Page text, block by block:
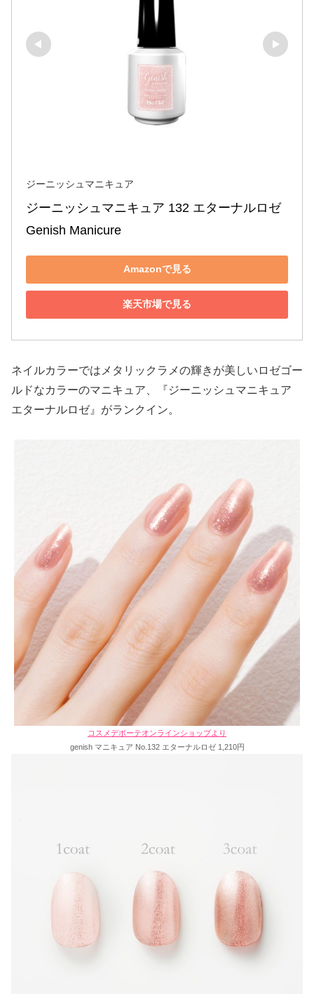
ジーニッシュマニキュア
ジーニッシュマニキュア 132 エターナルロゼ
Genish Manicure
Amazonで見る
楽天市場で見る
ネイルカラーではメタリックラメの輝きが美しいロゼゴー
ルドなカラーのマニキュア、『ジーニッシュマニキュア
エターナルロゼ』がランクイン。
コスメデボーテオンラインショップより
genish マニキュア No.132 エターナルロゼ 1,210円